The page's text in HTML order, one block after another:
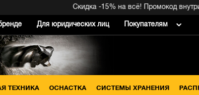
Скидка -15% на всё! Промокод внутри →
Для юридических лиц Покупателям
ТЕХНИКА ОСНАСТКА СИСТЕМЫ ХРАНЕНИЯ